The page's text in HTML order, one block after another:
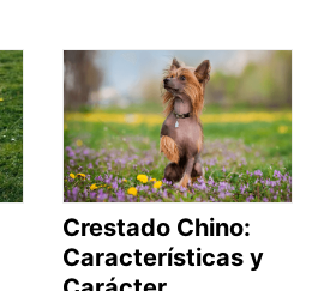
Crestado Chino:
Características y